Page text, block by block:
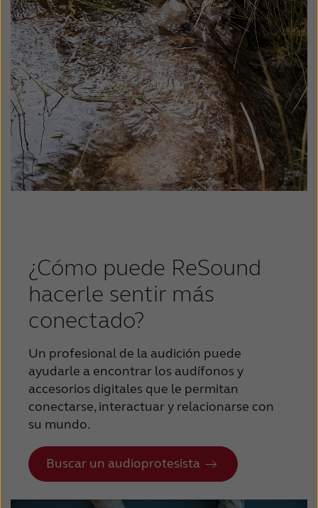
¿Cómo puede ReSound
hacerle sentir más
conectado?
Un profesional de la audición puede
ayudarle a encontrar los audífonos y
accesorios digitales que le permitan
conectarse, interactuar y relacionarse con
su mundo.
Buscar un audioprotesista